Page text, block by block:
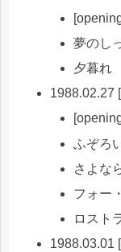
夢のし
夕暮れ
1988.02.27
ふぞろ
さよな
フォー
ロスト
1988.03.01